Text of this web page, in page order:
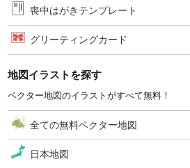
喪中はがきテンプレート
グリーティングカード
地図イラストを探す
ベクター地図のイラストがすべて無料！
全ての無料ベクター地図
日本地図